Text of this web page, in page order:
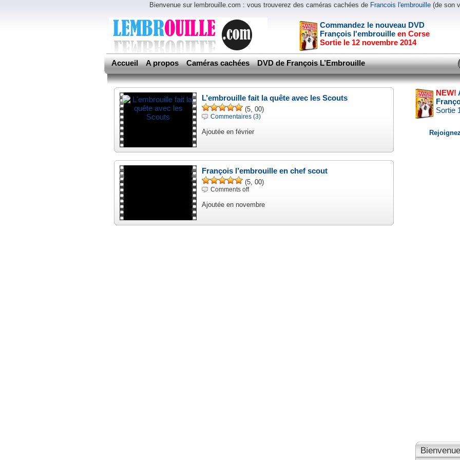
Bienvenue sur lembrouille.com : vous trouverez des caméras cachées de Francois l'embrouille (de son
Commandez le nouveau DVD
François l'embrouille en Corse
Sortie le 12 novembre 2014
Accueil A propos Caméras cachées DVD de François L’Embrouille
L’embrouille fait la quête avec les Scouts
(5, 00)
Commentaires (3)
Ajoutée en février
François l’embrouille en chef scout
(5, 00)
Comments off
Ajoutée en novembre
NEW!
Sortie